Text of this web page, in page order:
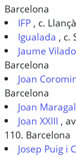
Barcelona
IFP , c.
Igualada , c.
Jaume
Barcelona
Joan
Barcelona
Joan
Joan XXIII ,
110. Barcelona
Josep Puig i